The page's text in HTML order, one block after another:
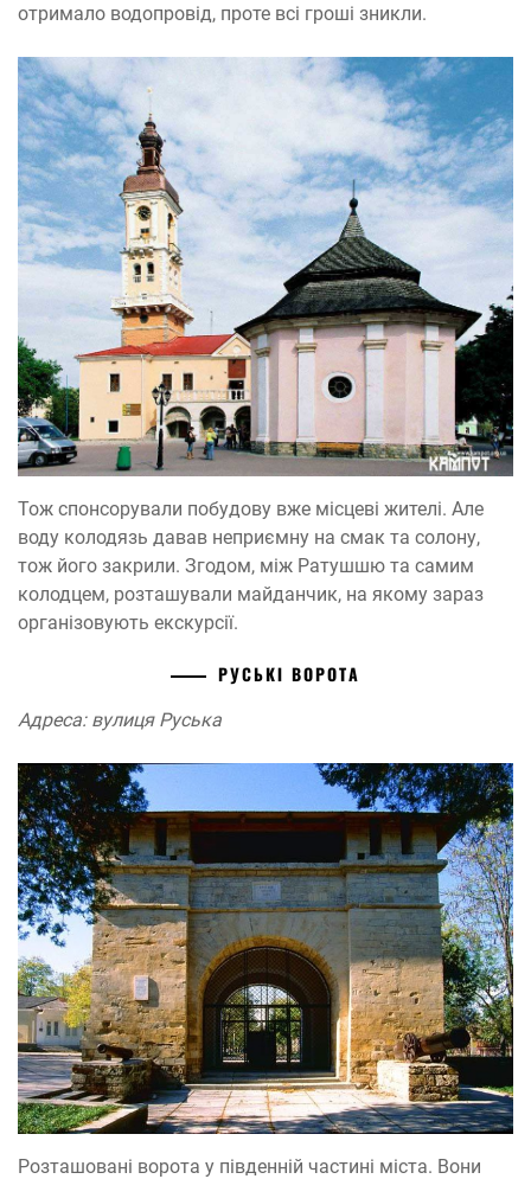
отримало водопровід, проте всі гроші зникли.
Тож спонсорували побудову вже місцеві жителі. Але
воду колодязь давав неприємну на смак та солону,
тож його закрили. Згодом, між Ратушшю та самим
колодцем, розташували майданчик, на якому зараз
організовують екскурсії.
РУСЬКІ ВОРОТА
Адреса: вулиця Руська
Розташовані ворота у південній частині міста. Вони